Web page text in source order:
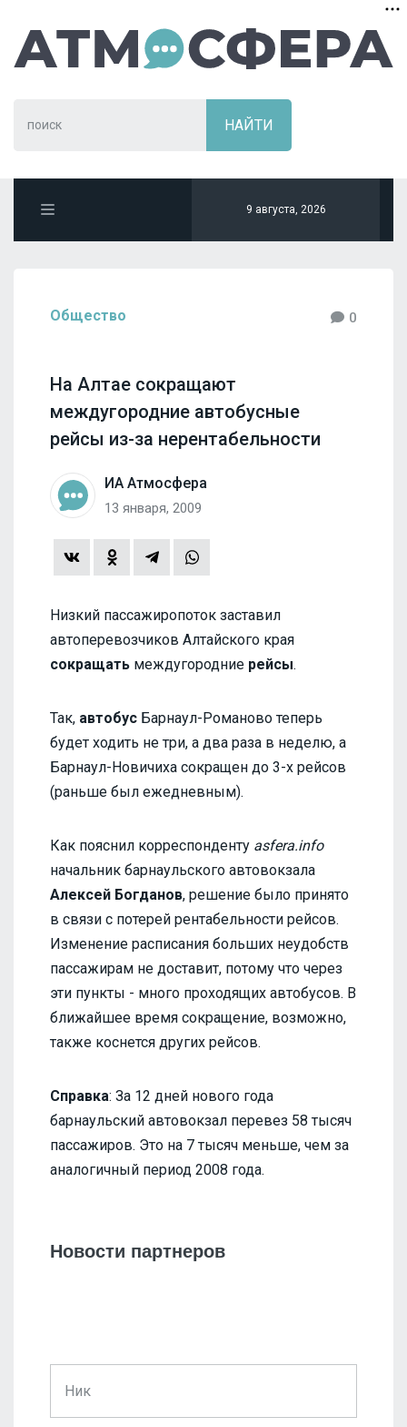
9 августа, 2026
Общество 0
На Алтае сокращают
междугородние автобусные
рейсы из-за нерентабельности
ИА Атмосфера
13 января, 2009
Низкий пассажиропоток заставил
автоперевозчиков Алтайского края
сокращать междугородние рейсы.
Так, автобус Барнаул-Романово теперь
будет ходить не три, а два раза в неделю, а
Барнаул-Новичиха сокращен до 3-х рейсов
(раньше был ежедневным).
Как пояснил корреспонденту asfera.info
начальник барнаульского автовокзала
Алексей Богданов, решение было принято
в связи с потерей рентабельности рейсов.
Изменение расписания больших неудобств
пассажирам не доставит, потому что через
эти пункты - много проходящих автобусов. В
ближайшее время сокращение, возможно,
также коснется других рейсов.
Справка: За 12 дней нового года
барнаульский автовокзал перевез 58 тысяч
пассажиров. Это на 7 тысяч меньше, чем за
аналогичный период 2008 года.
Новости партнеров